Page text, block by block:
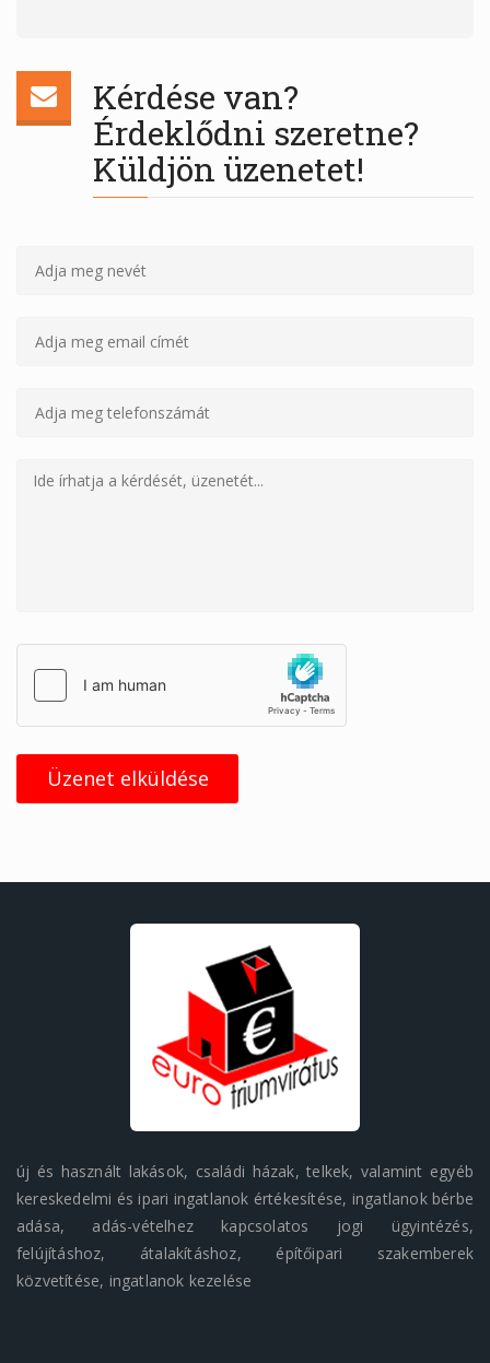
Kérdése van?
Érdeklődni szeretne?
Küldjön üzenetet!
Üzenet elküldése
új és használt lakások, családi házak, telkek, valamint egyéb
kereskedelmi és ipari ingatlanok értékesítése, ingatlanok bérbe
adása, adás-vételhez kapcsolatos jogi ügyintézés,
felújításhoz, átalakításhoz, építőipari szakemberek
közvetítése, ingatlanok kezelése